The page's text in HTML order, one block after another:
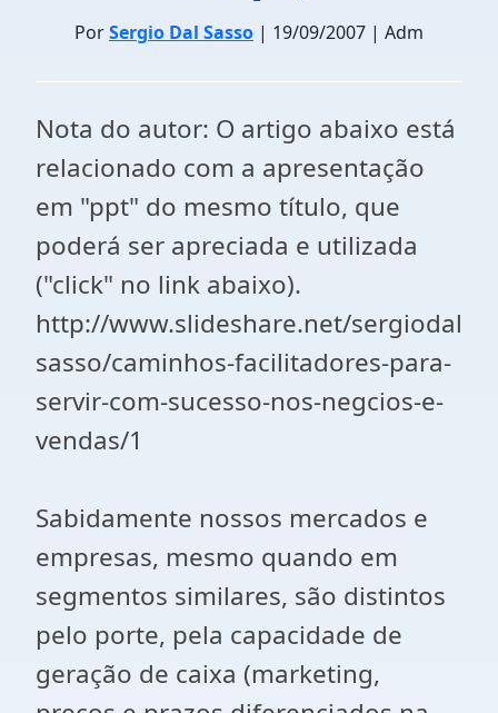
PorSergio Dal Sasso | 19/09/2007 | Adm
Nota do autor: O artigo abaixo está
relacionado com a apresentação
em "ppt" do mesmo título, que
poderá ser apreciada e utilizada
("click" no link abaixo).
http://www.slideshare.net/sergiodal
sasso/caminhos-facilitadores-para-
servir-com-sucesso-nos-negcios-e-
vendas/1
Sabidamente nossos mercados e
empresas, mesmo quando em
segmentos similares, são distintos
pelo porte, pela capacidade de
geração de caixa (marketing,